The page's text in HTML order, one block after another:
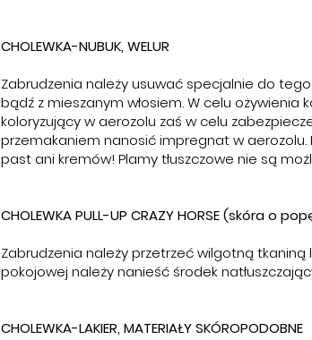
CHOLEWKA-NUBUK, WELUR
Zabrudzenia należy usuwać specjalnie do
bądź z mieszanym włosiem. W celu
koloryzujący w aerozolu zaś w celu
przemakaniem nanosić impregnat w
past ani kremów! Plamy tłuszczowe nie są
CHOLEWKA PULL-UP CRAZY HORSE (skóra o
Zabrudzenia należy przetrzeć wilgotną
pokojowej należy nanieść środek
CHOLEWKA-LAKIER, MATERIAŁY SKÓROPODOBNE